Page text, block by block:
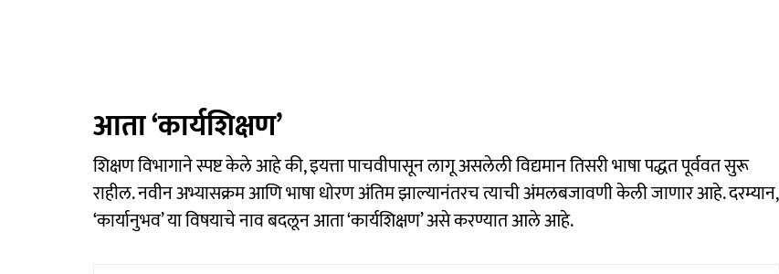
आता ‘कार्यशिक्षण’
शिक्षण विभागाने स्पष्ट केले आहे की, इयत्ता पाचवीपासून लागू असलेली विद्यमान तिसरी भाषा पद्धत पूर्ववत सुरू
राहील. नवीन अभ्यासक्रम आणि भाषा धोरण अंतिम झाल्यानंतरच त्याची अंमलबजावणी केली जाणार आहे. दरम्यान,
‘कार्यानुभव’ या विषयाचे नाव बदलून आता ‘कार्यशिक्षण’ असे करण्यात आले आहे.